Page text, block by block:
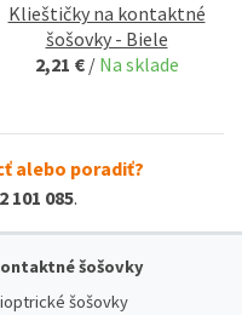
Klieštičky na kontaktné
šošovky - Biele
2,21 € / Na sklade
alebo poradiť?
101 085.
šošovky
šošovky